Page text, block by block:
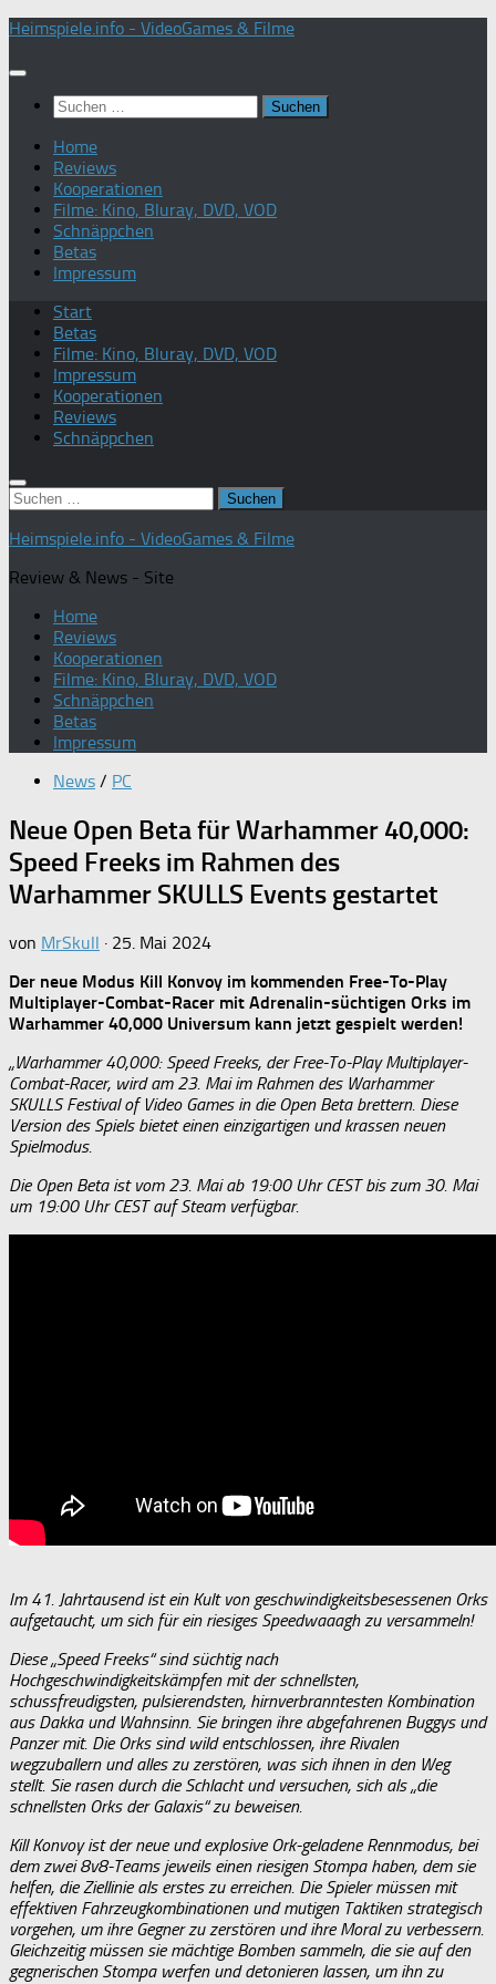
Zum
springen
Heimspiele.info - VideoGames & Filme
Suchen
nach:
Home
Reviews
Kooperationen
Filme: Kino, Bluray, DVD, VOD
Schnäppchen
Betas
Impressum
Start
Betas
Filme: Kino, Bluray, DVD, VOD
Impressum
Kooperationen
Reviews
Schnäppchen
Suchen
nach:
Heimspiele.info - VideoGames & Filme
Review & News - Site
Home
Reviews
Kooperationen
Filme: Kino, Bluray, DVD, VOD
Schnäppchen
Betas
Impressum
News / PC
Neue Open Beta für Warhammer 40,000:
Speed Freeks im Rahmen des
Warhammer SKULLS Events gestartet
von MrSkull · 25. Mai 2024
Der neue Modus Kill Konvoy im kommenden Free-To-Play
Multiplayer-Combat-Racer mit Adrenalin-süchtigen Orks im
Warhammer 40,000 Universum kann jetzt gespielt werden!
„Warhammer 40,000: Speed Freeks, der Free-To-Play Multiplayer-
Combat-Racer, wird am 23. Mai im Rahmen des Warhammer
SKULLS Festival of Video Games in die Open Beta brettern. Diese
Version des Spiels bietet einen einzigartigen und krassen neuen
Spielmodus.
Die Open Beta ist vom 23. Mai ab 19:00 Uhr CEST bis zum 30. Mai
um 19:00 Uhr CEST auf Steam verfügbar.
Im 41. Jahrtausend ist ein Kult von geschwindigkeitsbesessenen Orks
aufgetaucht, um sich für ein riesiges Speedwaaagh zu versammeln!
Diese „Speed Freeks“ sind süchtig nach
Hochgeschwindigkeitskämpfen mit der schnellsten,
schussfreudigsten, pulsierendsten, hirnverbranntesten Kombination
aus Dakka und Wahnsinn. Sie bringen ihre abgefahrenen Buggys und
Panzer mit. Die Orks sind wild entschlossen, ihre Rivalen
wegzuballern und alles zu zerstören, was sich ihnen in den Weg
stellt. Sie rasen durch die Schlacht und versuchen, sich als „die
schnellsten Orks der Galaxis“ zu beweisen.
Kill Konvoy ist der neue und explosive Ork-geladene Rennmodus, bei
dem zwei 8v8-Teams jeweils einen riesigen Stompa haben, dem sie
helfen, die Ziellinie als erstes zu erreichen. Die Spieler müssen mit
effektiven Fahrzeugkombinationen und mutigen Taktiken strategisch
vorgehen, um ihre Gegner zu zerstören und ihre Moral zu verbessern.
Gleichzeitig müssen sie mächtige Bomben sammeln, die sie auf den
gegnerischen Stompa werfen und detonieren lassen, um ihn zu